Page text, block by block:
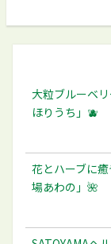
大粒ブルーベ
ほりうち」🫐
花とハーブに
場あわの」🌺